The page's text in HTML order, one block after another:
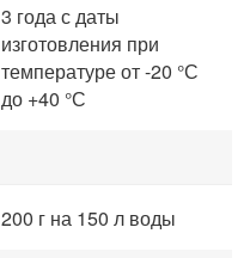
3 года с даты
изготовления при
температуре от -20 °С
до +40 °С
200 г на 150 л воды